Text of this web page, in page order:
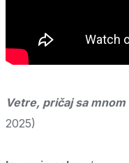
Vetre, pričaj sa mnom
2025)